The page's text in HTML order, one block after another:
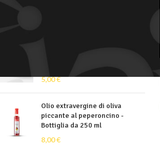
5,00€
Olio extravergine di oliva
piccante al peperoncino -
Bottiglia da 250 ml
8,00€